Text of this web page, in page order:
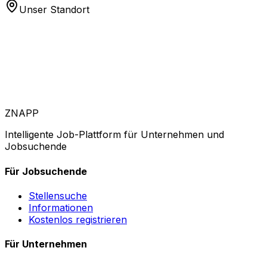
Unser Standort
ZNAPP
Intelligente Job-Plattform für Unternehmen und
Jobsuchende
Für Jobsuchende
Stellensuche
Informationen
Kostenlos registrieren
Für Unternehmen